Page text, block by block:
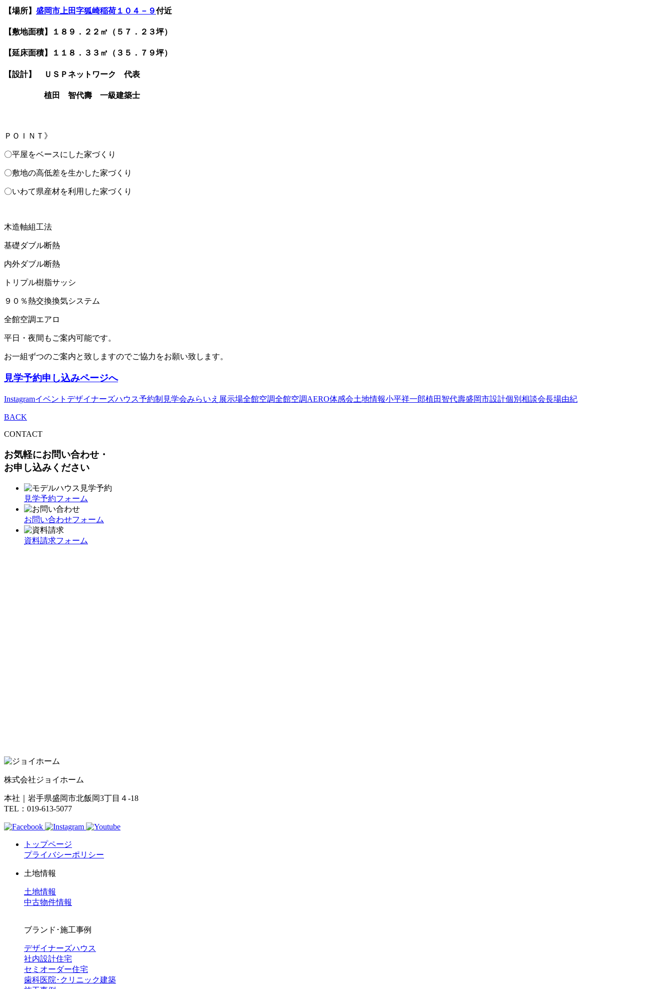
【場所】 盛岡市上田字狐崎稲荷１０４－９付近
【敷地面積】１８９．２２㎡（５７．２３坪）
【延床面積】１１８．３３㎡（３５．７９坪）
【設計】 ＵＳＰネットワーク 代表
植田 智代壽 一級建築士
ＰＯＩＮＴ》
〇平屋をベースにした家づくり
〇敷地の高低差を生かした家づくり
〇いわて県産材を利用した家づくり
木造軸組工法
基礎ダブル断熱
内外ダブル断熱
トリプル樹脂サッシ
９０％熱交換換気システム
全館空調エアロ
平日・夜間もご案内可能です。
お一組ずつのご案内と致しますのでご協力をお願い致します。
見学予約申し込みページへ
Instagramイベント デザイナーズハウス予約制見学会みらいえ展示場全館空調全館空調AERO体感会土地情報小平祥一郎植田智代壽盛岡市設計個別相談会長場由紀
BACK
CONTACT
お気軽にお問い合わせ・
お申し込みください
見学予約フォーム
お問い合わせフォーム
資料請求フォーム
株式会社ジョイホーム
本社｜岩手県盛岡市北飯岡3丁目４-18
TEL：019-613-5077
トップページ
プライバシーポリシー
土地情報
土地情報
中古物件情報
ブランド･施工事例
デザイナーズハウス
社内設計住宅
セミオーダー住宅
歯科医院･クリニック建築